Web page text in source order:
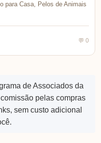
para Casa, Pelos de Animais
💬 0
de Associados da
pelas compras
sem custo adicional